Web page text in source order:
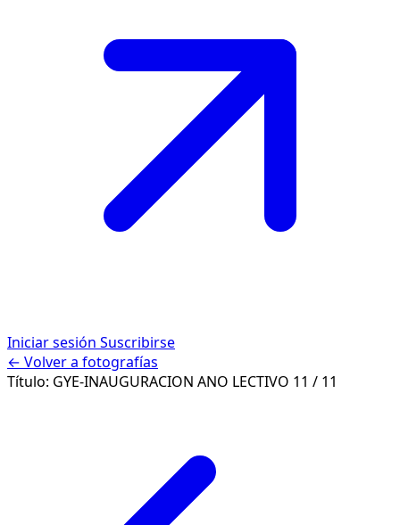
Iniciar sesión Suscribirse
← Volver a fotografías
Título: GYE-INAUGURACION ANO LECTIVO 11 / 11